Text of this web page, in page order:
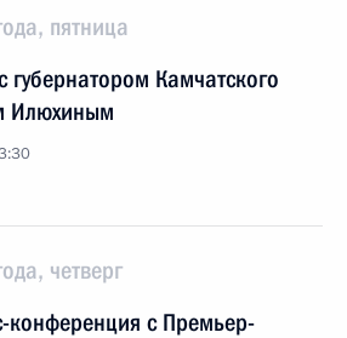
пятница
губернатором Камчатского
Илюхиным
четверг
конференция с Премьер-